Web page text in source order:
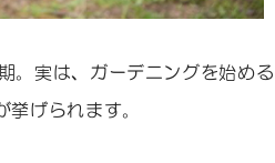
。実は、ガーデニングを始める
げられます。